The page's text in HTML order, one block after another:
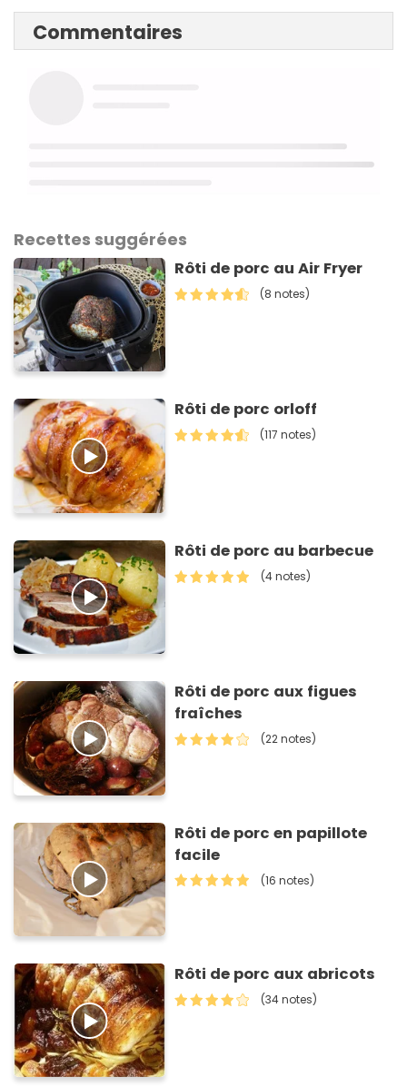
Commentaires
Recettes suggérées
Rôti de porc au Air Fryer
(8 notes)
Rôti de porc orloff
(117 notes)
Rôti de porc au barbecue
(4 notes)
Rôti de porc aux figues
fraîches
(22 notes)
Rôti de porc en papillote
facile
(16 notes)
Rôti de porc aux abricots
(34 notes)